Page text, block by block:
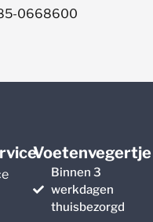
0668600
Voetenvegertje
Binnen 3
werkdagen
thuisbezorgd